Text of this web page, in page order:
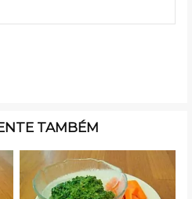
TAMBÉM